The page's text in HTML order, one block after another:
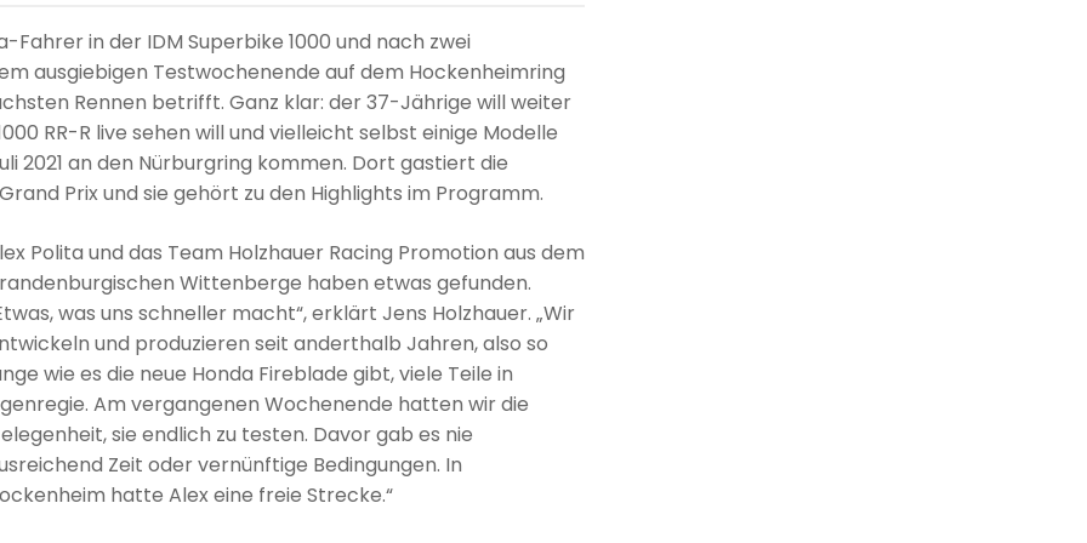
Fahrer in der IDM Superbike 1000 und nach zwei
ausgiebigen Testwochenende auf dem Hockenheimring
Rennen betrifft. Ganz klar: der 37-Jährige will weiter
RR-R live sehen will und vielleicht selbst einige Modelle
2021 an den Nürburgring kommen. Dort gastiert die
Prix und sie gehört zu den Highlights im Programm.
Polita und das Team Holzhauer Racing Promotion aus dem
Wittenberge haben etwas gefunden.
was uns schneller macht“, erklärt Jens Holzhauer. „Wir
und produzieren seit anderthalb Jahren, also so
wie es die neue Honda Fireblade gibt, viele Teile in
Am vergangenen Wochenende hatten wir die
sie endlich zu testen. Davor gab es nie
Zeit oder vernünftige Bedingungen. In
hatte Alex eine freie Strecke.“